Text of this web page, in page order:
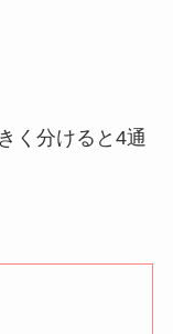
く分けると4通